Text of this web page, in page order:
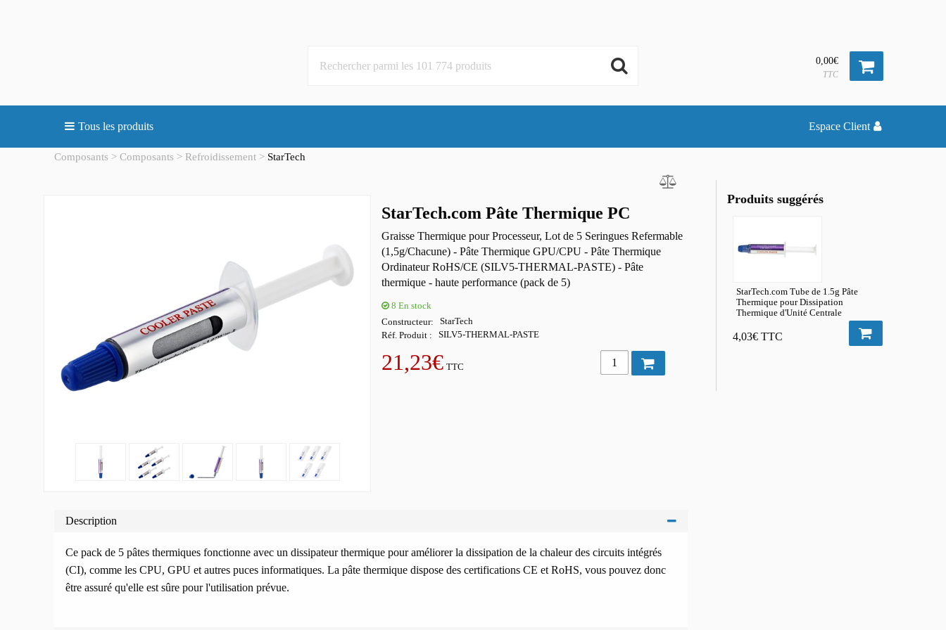
0,00€
TTC
Tous les produits Espace Client
Composants Composants Refroidissement StarTech
StarTech.com Pâte Thermique PC
Graisse Thermique pour Processeur, Lot de 5 Seringues Refermable
(1,5g/Chacune) - Pâte Thermique GPU/CPU - Pâte Thermique
Ordinateur RoHS/CE (SILV5-THERMAL-PASTE) - Pâte
thermique - haute performance (pack de 5)
8 En stock
Constructeur StarTech
Réf. Produit SILV5-THERMAL-PASTE
21,23€ TTC
Description
Ce pack de 5 pâtes thermiques fonctionne avec un dissipateur thermique pour améliorer la dissipation de la chaleur des circuits intégrés
(CI), comme les CPU, GPU et autres puces informatiques. La pâte thermique dispose des certifications CE et RoHS, vous pouvez donc
être assuré qu'elle est sûre pour l'utilisation prévue.
Produits suggérés
StarTech.com Tube de 1.5g Pâte
Thermique pour Dissipation
Thermique d'Unité Centrale
4,03€ TTC